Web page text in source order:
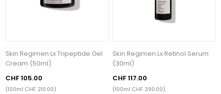
Skin Regimen Lx Tripeptide Gel
Cream (50ml)
CHF 105.00
(100ml CHF 210.00)
Skin Regimen Lx Retinol Serum
(30ml)
CHF 117.00
(100ml CHF 390.00)